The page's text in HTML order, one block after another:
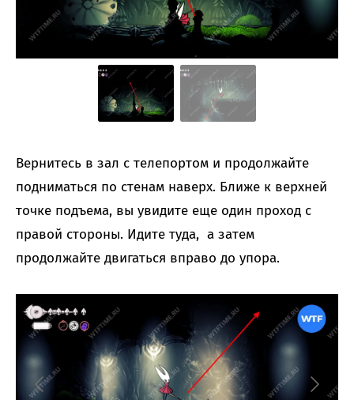
Вернитесь в зал с телепортом и продолжайте
подниматься по стенам наверх. Ближе к верхней
точке подъема, вы увидите еще один проход с
правой стороны. Идите туда, а затем
продолжайте двигаться вправо до упора.